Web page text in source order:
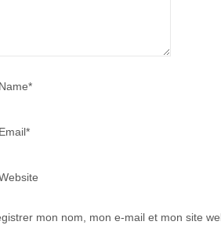
Name*
Email*
mon nom, mon e-mail et mon site